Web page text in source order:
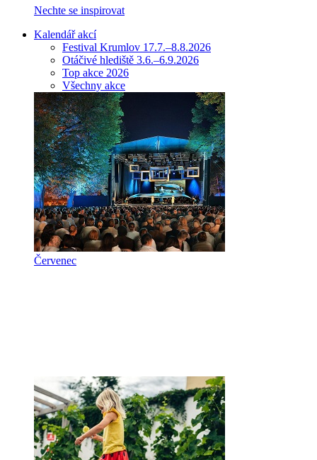
Nechte se inspirovat
Kalendář akcí
Festival Krumlov 17.7.–8.8.2026
Otáčivé hlediště 3.6.–6.9.2026
Top akce 2026
Všechny akce
Červenec